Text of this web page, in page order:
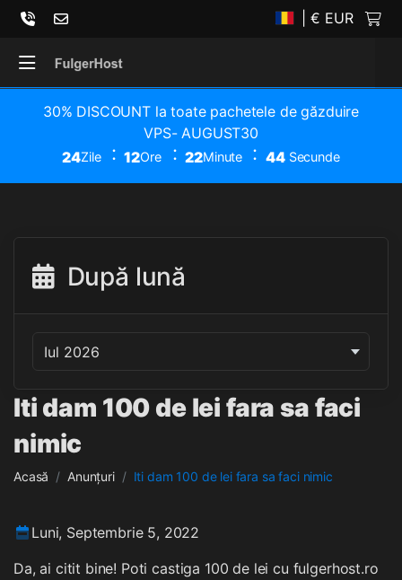
| € EUR
30% DISCOUNT la toate pachetele de găzduire
VPS- AUGUST30
24Zile 12Ore 22Minute 44 Secunde
După lună
Iti dam 100 de lei fara sa faci
nimic
Acasă Anunțuri Iti dam 100 de lei fara sa faci nimic
Luni, Septembrie 5, 2022
Da, ai citit bine! Poti castiga 100 de lei cu fulgerhost.ro